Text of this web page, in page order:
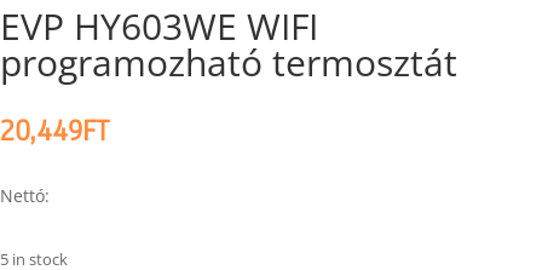
EVP HY603WE WIFI
programozható termosztát
20,449FT
Nettó:
5 in stock